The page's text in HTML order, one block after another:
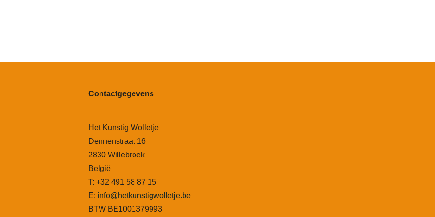
Contactgegevens
Het Kunstig Wolletje
Dennenstraat 16
2830 Willebroek
België
T: +32 491 58 87 15
E: info@hetkunstigwolletje.be
BTW BE1001379993